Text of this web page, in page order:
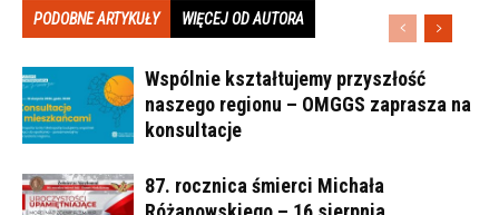
PODOBNE ARTYKUŁY WIĘCEJ OD AUTORA
Wspólnie kształtujemy przyszłość
naszego regionu – OMGGS zaprasza na
konsultacje
87. rocznica śmierci Michała